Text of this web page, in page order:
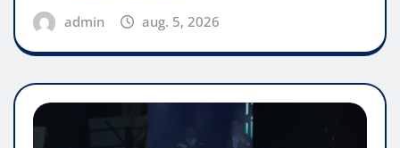
admin aug. 5, 2026